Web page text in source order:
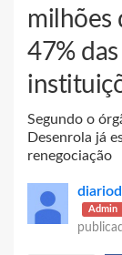
milhões
47%
Segundo o
Desenrola já
renegociação
Admin